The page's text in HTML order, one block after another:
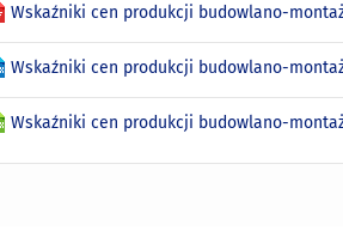
Wskaźniki cen produkcji budowlano-
Wskaźniki cen produkcji budowlano-
Wskaźniki cen produkcji budowlano-